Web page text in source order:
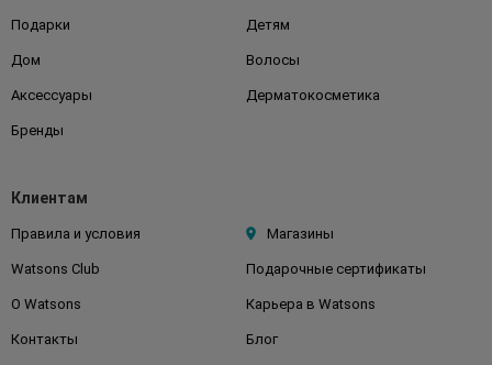
Подарки Детям
Дом Волосы
Аксессуары Дерматокосметика
Бренды
Клиентам
Правила и условия Магазины
Watsons Club Подарочные сертификаты
О Watsons Карьера в Watsons
Контакты Блог